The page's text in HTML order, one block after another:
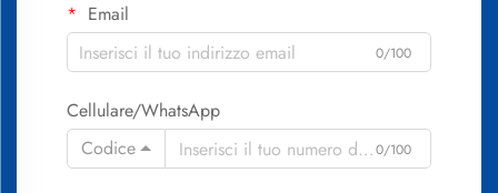
Email
0/100
Cellulare/WhatsApp
Codice
0/100